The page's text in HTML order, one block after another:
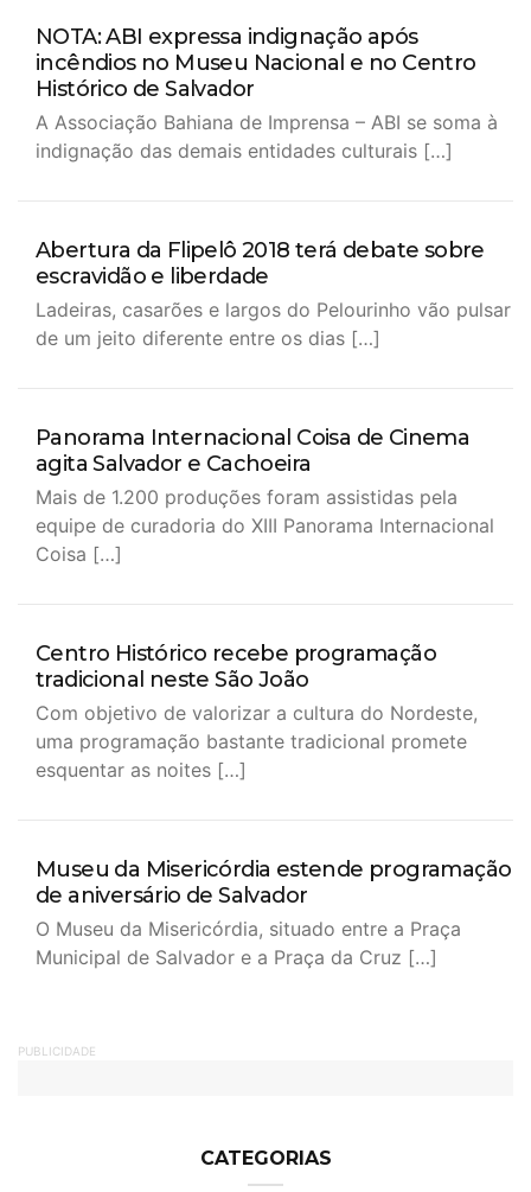
NOTA: ABI expressa indignação após
incêndios no Museu Nacional e no Centro
Histórico de Salvador
A Associação Bahiana de Imprensa – ABI se soma à
indignação das demais entidades culturais […]
Abertura da Flipelô 2018 terá debate sobre
escravidão e liberdade
Ladeiras, casarões e largos do Pelourinho vão pulsar
de um jeito diferente entre os dias […]
Panorama Internacional Coisa de Cinema
agita Salvador e Cachoeira
Mais de 1.200 produções foram assistidas pela
equipe de curadoria do XIII Panorama Internacional
Coisa […]
Centro Histórico recebe programação
tradicional neste São João
Com objetivo de valorizar a cultura do Nordeste,
uma programação bastante tradicional promete
esquentar as noites […]
Museu da Misericórdia estende programação
de aniversário de Salvador
O Museu da Misericórdia, situado entre a Praça
Municipal de Salvador e a Praça da Cruz […]
PUBLICIDADE
CATEGORIAS